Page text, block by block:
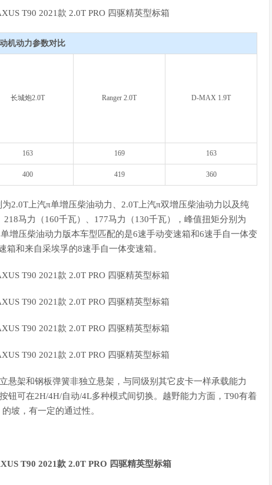
机动力参数对比
长城炮2.0T Ranger 2.0T D-MAX 1.9T
163 169 163
400 419 360
2.0T上汽π单增压柴油动力、2.0T上汽π双增压柴油动力以及纯
马力（160千瓦）、177马力（130千瓦），峰值扭矩分别为
增压柴油动力版本车型匹配的是6速手动变速箱和6速手自一体变
和来自采埃孚的8速手自一体变速箱。
悬架和钢板弹簧非独立悬架，与同级别其它皮卡一样承载能力
钮可在2H/4H/自动/4L多种模式间切换。越野能力方面，T90有着
坡，有一定的通过性。